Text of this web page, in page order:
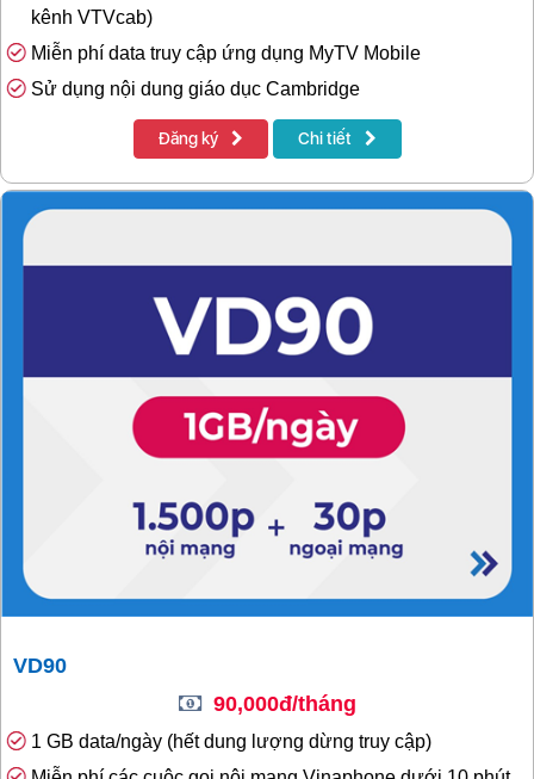
kênh VTVcab)
Miễn phí data truy cập ứng dụng MyTV Mobile
Sử dụng nội dung giáo dục Cambridge
Đăng ký Chi tiết
VD90
90,000đ/tháng
1 GB data/ngày (hết dung lượng dừng truy cập)